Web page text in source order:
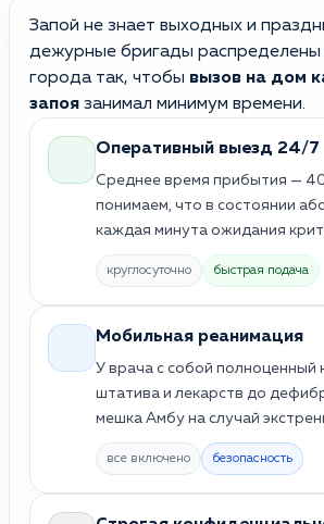
Запой не знает выходных и
дежурные бригады распределены
города так, чтобы вызов на дом
запоя занимал минимум времени.
Оперативный выезд 24/7
Среднее время прибытия —
понимаем, что в состоянии
каждая минута ожидания
круглосуточно быстрая подача
Мобильная реанимация
У врача с собой полноценный
штатива и лекарств до
мешка Амбу на случай
все включено безопасность